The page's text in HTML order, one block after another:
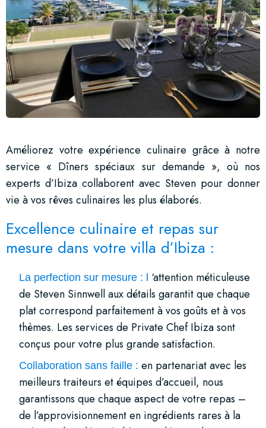
Améliorez votre expérience culinaire grâce à notre
service « Dîners spéciaux sur demande », où nos
experts d’Ibiza collaborent avec Steven pour donner
vie à vos rêves culinaires les plus élaborés.
Excellence culinaire et repas sur
mesure dans votre villa d’Ibiza :
La perfection sur mesure : l
‘attention méticuleuse
de Steven Sinnwell aux détails garantit que chaque
plat correspond parfaitement à vos goûts et à vos
thèmes. Les services de Private Chef Ibiza sont
conçus pour votre plus grande satisfaction.
Collaboration sans faille : en partenariat avec les
meilleurs traiteurs et équipes d’accueil, nous
garantissons que chaque aspect de votre repas –
de l’approvisionnement en ingrédients rares à la